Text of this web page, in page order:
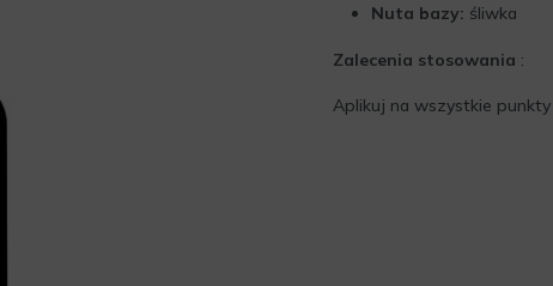
Nuta bazy: śliwka
Zalecenia stosowania :
Aplikuj na wszystkie punkty